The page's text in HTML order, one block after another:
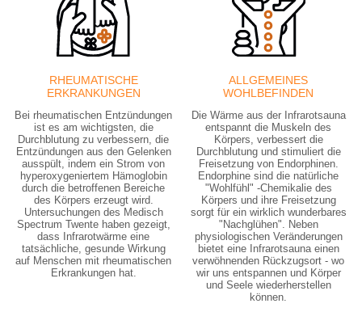
RHEUMATISCHE
ERKRANKUNGEN
Bei rheumatischen Entzündungen
ist es am wichtigsten, die
Durchblutung zu verbessern, die
Entzündungen aus den Gelenken
ausspült, indem ein Strom von
hyperoxygeniertem Hämoglobin
durch die betroffenen Bereiche
des Körpers erzeugt wird.
Untersuchungen des Medisch
Spectrum Twente haben gezeigt,
dass Infrarotwärme eine
tatsächliche, gesunde Wirkung
auf Menschen mit rheumatischen
Erkrankungen hat.
ALLGEMEINES
WOHLBEFINDEN
Die Wärme aus der Infrarotsauna
entspannt die Muskeln des
Körpers, verbessert die
Durchblutung und stimuliert die
Freisetzung von Endorphinen.
Endorphine sind die natürliche
"Wohlfühl" -Chemikalie des
Körpers und ihre Freisetzung
sorgt für ein wirklich wunderbares
"Nachglühen". Neben
physiologischen Veränderungen
bietet eine Infrarotsauna einen
verwöhnenden Rückzugsort - wo
wir uns entspannen und Körper
und Seele wiederherstellen
können.